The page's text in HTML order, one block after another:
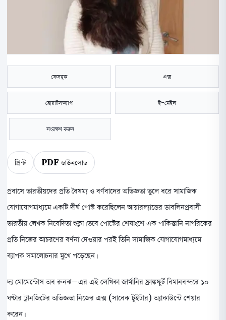
ফেসবুক এক্স
হোয়াটসঅ্যাপ ই-মেইল
সংরক্ষণ করুন
প্রিন্ট PDF ডাউনলোড
প্রবাসে ভারতীয়দের প্রতি বৈষম্য ও বর্ণবাদের অভিজ্ঞতা তুলে ধরে সামাজিক
যোগাযোগমাধ্যমে একটি দীর্ঘ পোস্ট করেছিলেন আয়ারল্যান্ডের ডাবলিনপ্রবাসী
ভারতীয় লেখক নিবেদিতা শুক্লা। তবে পোস্টের শেষাংশে এক পাকিস্তানি নাগরিকের
প্রতি নিজের আচরণের বর্ণনা দেওয়ার পরই তিনি সামাজিক যোগাযোগমাধ্যমে
ব্যাপক সমালোচনার মুখে পড়েছেন।
দ্য মোমেন্টোস অব রুনঝ–এর এই লেখিকা জার্মানির ফ্রাঙ্কফুর্ট বিমানবন্দরে ১০
ঘণ্টার ট্রানজিটের অভিজ্ঞতা নিজের এক্স (সাবেক টুইটার) অ্যাকাউন্টে শেয়ার
করেন।